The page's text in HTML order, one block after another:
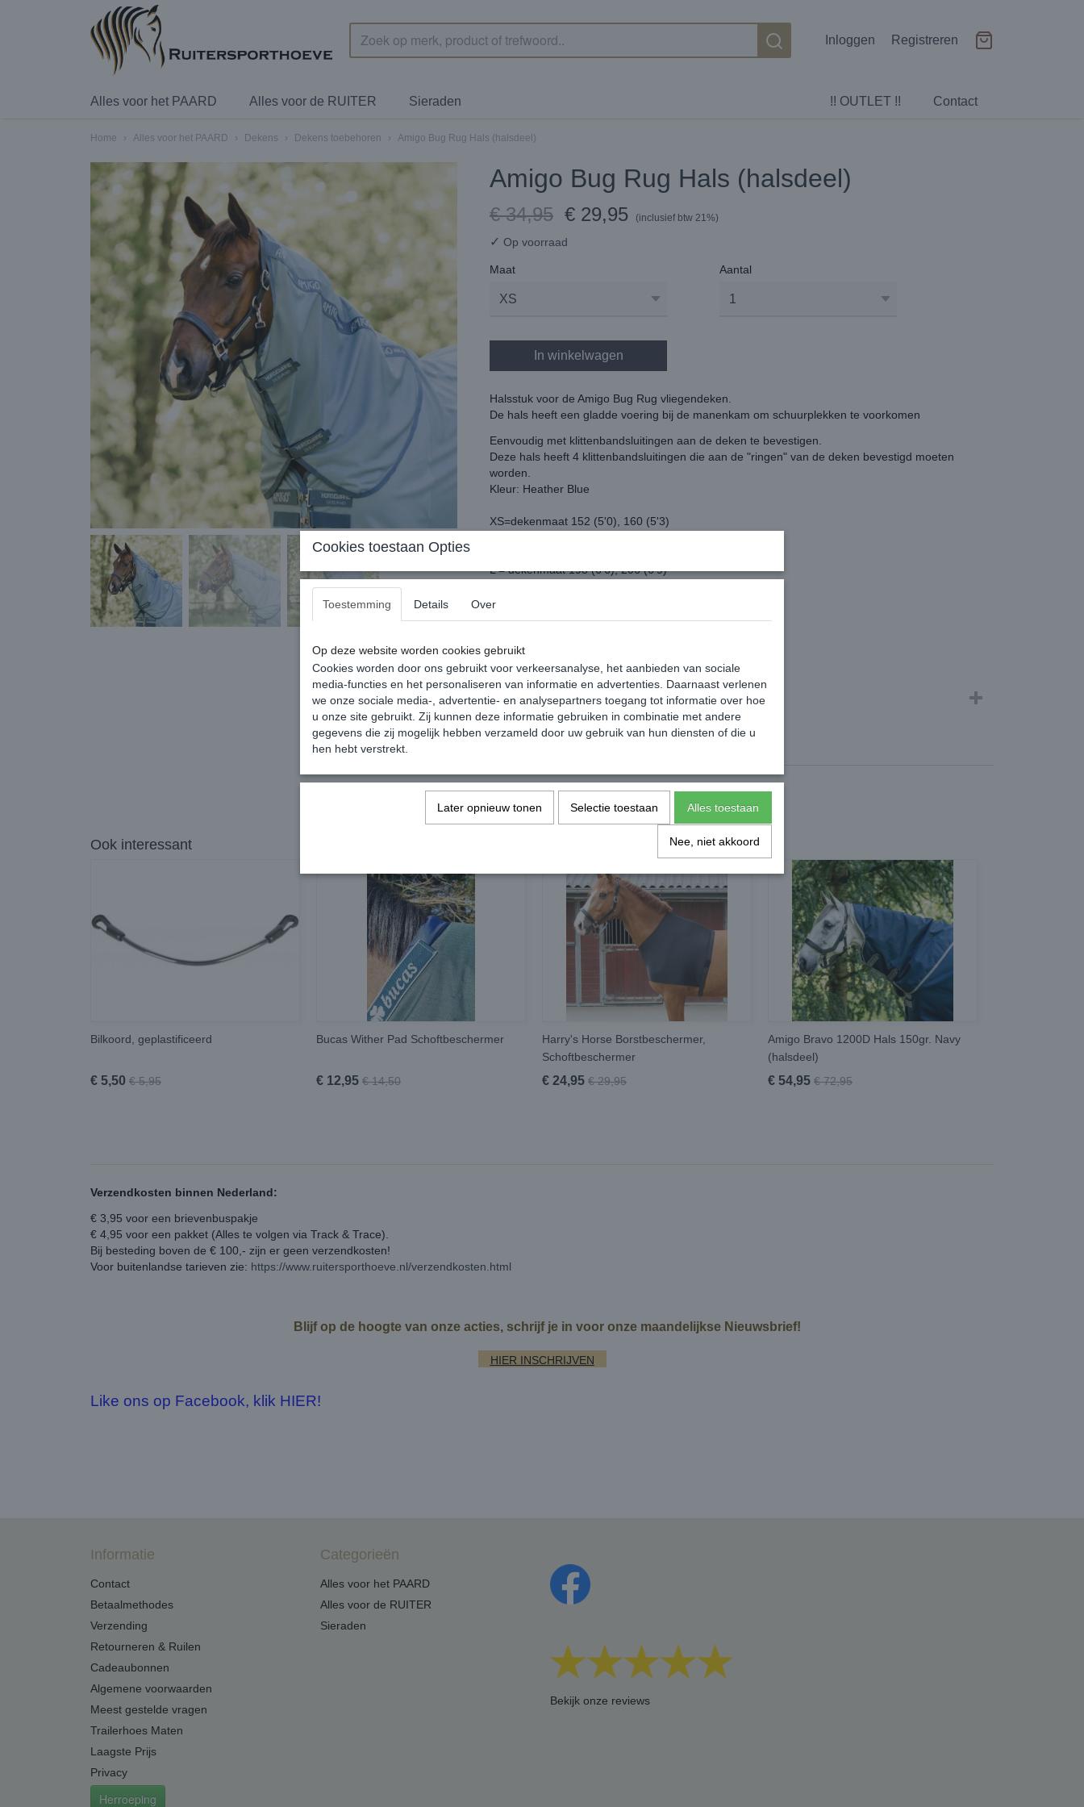
Inloggen Registreren
Contact
!! OUTLET !!
Alles voor het PAARD Alles voor de RUITER Sieraden
Home › Alles voor het PAARD › Dekens › Dekens toebehoren › Amigo Bug Rug Hals (halsdeel)
Amigo Bug Rug Hals (halsdeel)
€ 34,95 € 29,95 (inclusief btw 21%)
✓ Op voorraad
Maat Aantal
In winkelwagen
Halsstuk voor de Amigo Bug Rug vliegendeken.
De hals heeft een gladde voering bij de manenkam om schuurplekken te voorkomen
Eenvoudig met klittenbandsluitingen aan de deken te bevestigen.
Deze hals heeft 4 klittenbandsluitingen die aan de "ringen" van de deken bevestigd moeten
worden.
Kleur: Heather Blue
XS=dekenmaat 152 (5'0), 160 (5'3)
L = dekenmaat 198 (6'6), 206 (6'9)
Reacties
Ook interessant
Bilkoord, geplastificeerd
€ 5,50 € 5,95
Bucas Wither Pad Schoftbeschermer
€ 12,95 € 14,50
Harry's Horse Borstbeschermer,
Schoftbeschermer
€ 24,95 € 29,95
Amigo Bravo 1200D Hals 150gr. Navy
(halsdeel)
€ 54,95 € 72,95
Verzendkosten binnen Nederland:
€ 3,95 voor een brievenbuspakje
€ 4,95 voor een pakket (Alles te volgen via Track & Trace).
Bij besteding boven de € 100,- zijn er geen verzendkosten!
Voor buitenlandse tarieven zie: https://www.ruitersporthoeve.nl/verzendkosten.html
Blijf op de hoogte van onze acties, schrijf je in voor onze maandelijkse Nieuwsbrief!
HIER INSCHRIJVEN
Like ons op Facebook, klik HIER!
Informatie
Contact
Betaalmethodes
Verzending
Retourneren & Ruilen
Cadeaubonnen
Algemene voorwaarden
Meest gestelde vragen
Trailerhoes Maten
Laagste Prijs
Privacy
Herroeping
Categorieën
Alles voor het PAARD
Alles voor de RUITER
Sieraden
Bekijk onze reviews
Cookies toestaan Opties
Toestemming Details Over
Op deze website worden cookies gebruikt
Cookies worden door ons gebruikt voor verkeersanalyse, het aanbieden van sociale
media-functies en het personaliseren van informatie en advertenties. Daarnaast verlenen
we onze sociale media-, advertentie- en analysepartners toegang tot informatie over hoe
u onze site gebruikt. Zij kunnen deze informatie gebruiken in combinatie met andere
gegevens die zij mogelijk hebben verzameld door uw gebruik van hun diensten of die u
hen hebt verstrekt.
Later opnieuw tonen Selectie toestaan Alles toestaan
Nee, niet akkoord